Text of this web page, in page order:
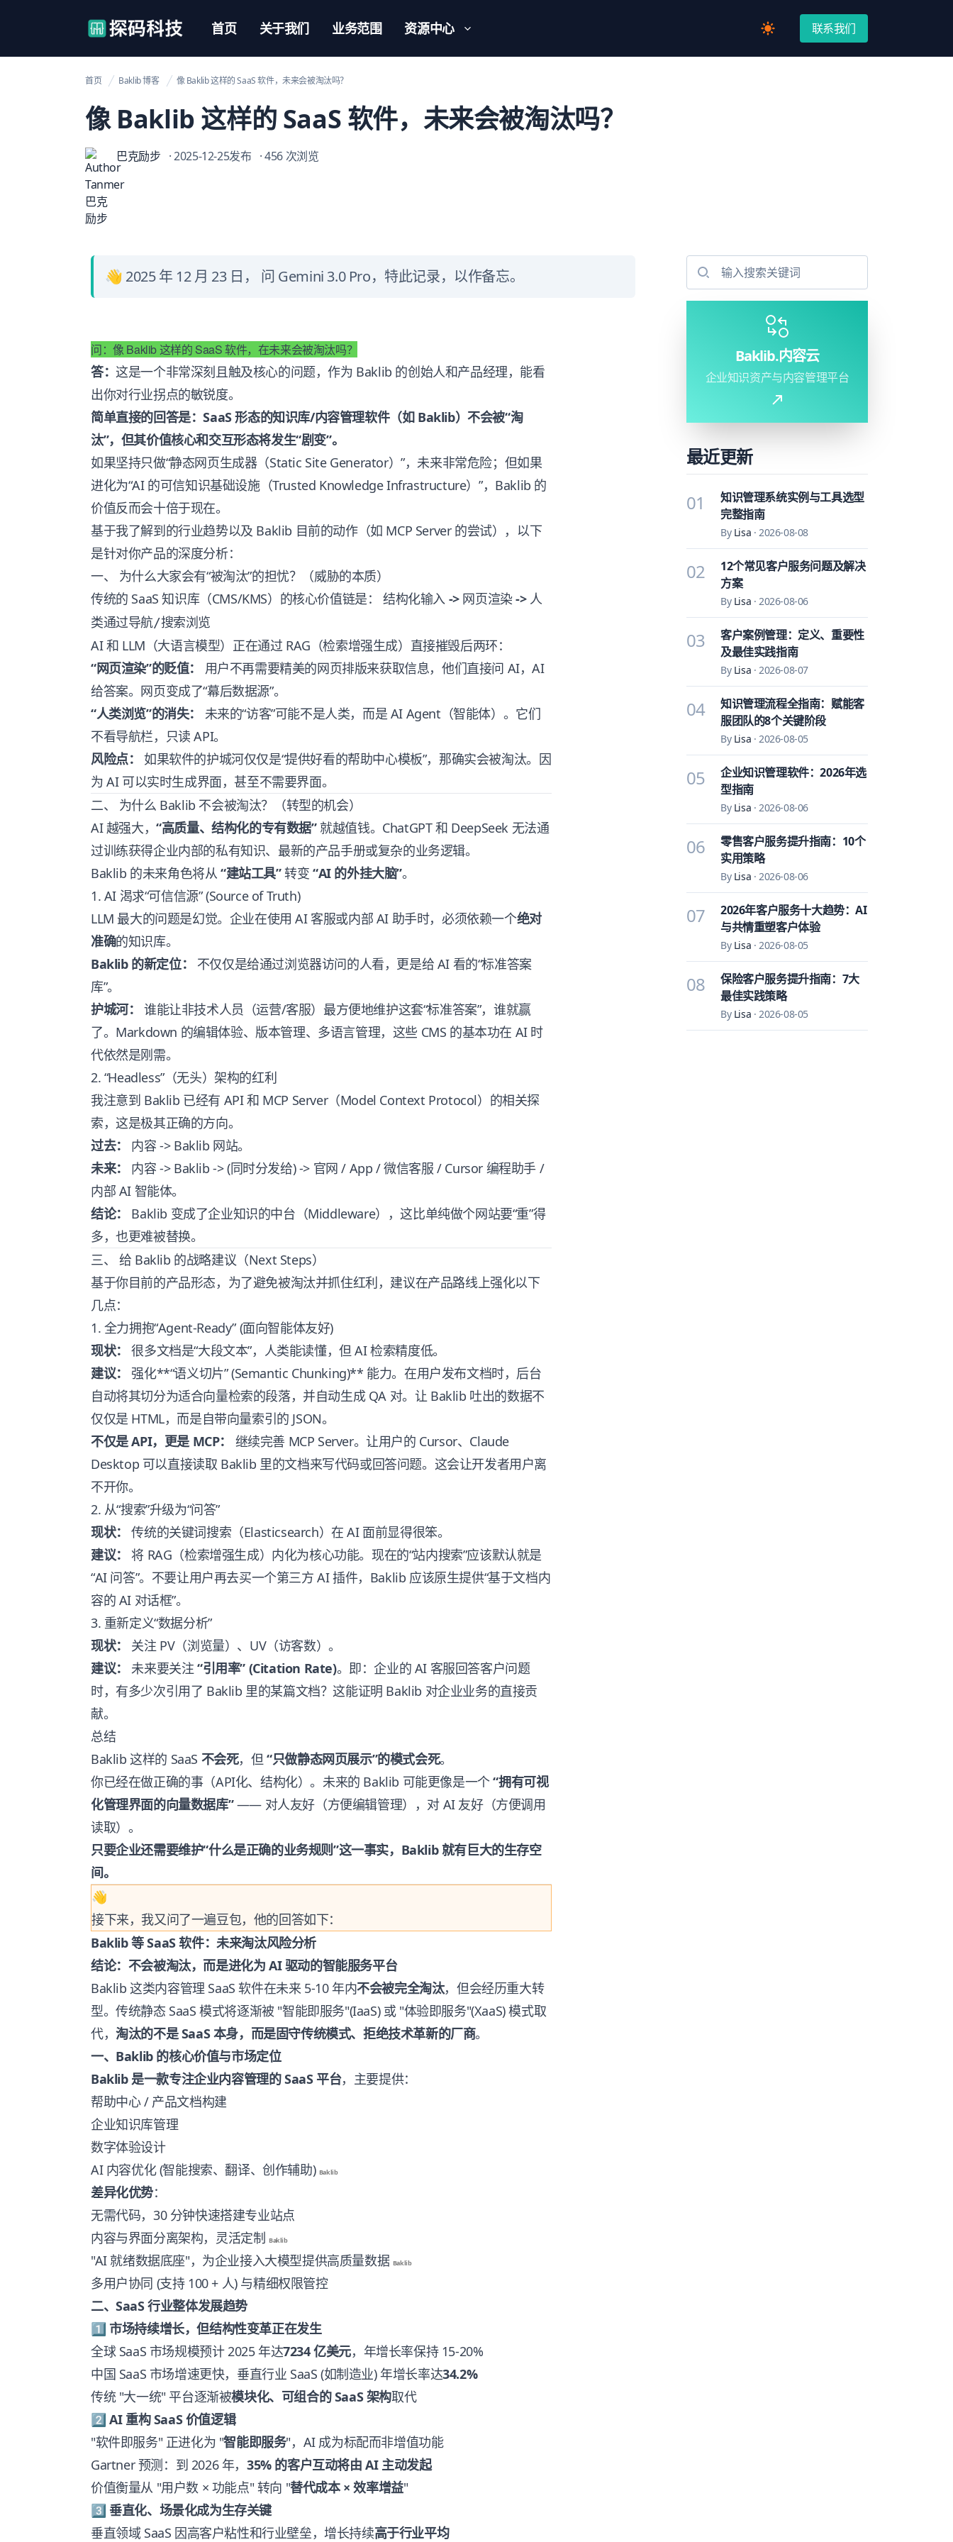
【官网】探码科技 首页 关于我们 业务范围 资源中心 Switch to light / dark version
联系我们
首页 Baklib 博客 像 Baklib 这样的 SaaS 软件，未来会被淘汰吗？
像 Baklib 这样的 SaaS 软件，未来会被淘汰吗？
巴克励步 · 2025-12-25发布 · 456 次浏览
👋 2025 年 12 月 23 日， 问 Gemini 3.0 Pro，特此记录，以作备忘。
问：像 Baklib 这样的 SaaS 软件，在未来会被淘汰吗？
答：这是一个非常深刻且触及核心的问题，作为 Baklib 的创始人和产品经理，能看
出你对行业拐点的敏锐度。
简单直接的回答是：SaaS 形态的知识库/内容管理软件（如 Baklib）不会被“淘
汰”，但其价值核心和交互形态将发生“剧变”。
如果坚持只做“静态网页生成器（Static Site Generator）”，未来非常危险；但如果
进化为“AI 的可信知识基础设施（Trusted Knowledge Infrastructure）”，Baklib 的
价值反而会十倍于现在。
基于我了解到的行业趋势以及 Baklib 目前的动作（如 MCP Server 的尝试），以下
是针对你产品的深度分析：
一、 为什么大家会有“被淘汰”的担忧？（威胁的本质）
传统的 SaaS 知识库（CMS/KMS）的核心价值链是： 结构化输入 -> 网页渲染-> 人
类通过导航/搜索浏览
AI 和 LLM（大语言模型）正在通过 RAG（检索增强生成）直接摧毁后两环：
“网页渲染”的贬值：
用户不再需要精美的网页排版来获取信息，他们直接问 AI，AI
给答案。网页变成了“幕后数据源”。
“人类浏览”的消失：
未来的“访客”可能不是人类，而是 AI Agent（智能体）。它们
不看导航栏，只读 API。
风险点：
如果软件的护城河仅仅是“提供好看的帮助中心模板”，那确实会被淘汰。因
为 AI 可以实时生成界面，甚至不需要界面。
二、 为什么 Baklib 不会被淘汰？（转型的机会）
AI 越强大，“高质量、结构化的专有数据”就越值钱。ChatGPT 和 DeepSeek 无法通
过训练获得企业内部的私有知识、最新的产品手册或复杂的业务逻辑。
Baklib 的未来角色将从 “建站工具”转变“AI 的外挂大脑”。
1. AI 渴求“可信信源” (Source of Truth)
LLM 最大的问题是幻觉。企业在使用 AI 客服或内部 AI 助手时，必须依赖一个绝对
准确的知识库。
Baklib 的新定位：
不仅仅是给通过浏览器访问的人看，更是给 AI 看的“标准答案
库”。
护城河：
谁能让非技术人员（运营/客服）最方便地维护这套“标准答案”，谁就赢
了。Markdown 的编辑体验、版本管理、多语言管理，这些 CMS 的基本功在 AI 时
代依然是刚需。
2. “Headless”（无头）架构的红利
我注意到 Baklib 已经有 API 和 MCP Server（Model Context Protocol）的相关探
索，这是极其正确的方向。
过去：
内容 -> Baklib 网站。
未来：
内容 -> Baklib -> (同时分发给) -> 官网 / App / 微信客服 / Cursor 编程助手 /
内部 AI 智能体。
结论：
Baklib 变成了企业知识的中台（Middleware），这比单纯做个网站要“重”得
多，也更难被替换。
三、 给 Baklib 的战略建议（Next Steps）
基于你目前的产品形态，为了避免被淘汰并抓住红利，建议在产品路线上强化以下
几点：
1. 全力拥抱“Agent-Ready” (面向智能体友好)
现状：
很多文档是“大段文本”，人类能读懂，但 AI 检索精度低。
建议：
强化**“语义切片” (Semantic Chunking)** 能力。在用户发布文档时，后台
自动将其切分为适合向量检索的段落，并自动生成 QA 对。让 Baklib 吐出的数据不
仅仅是 HTML，而是自带向量索引的 JSON。
不仅是 API，更是 MCP：
继续完善 MCP Server。让用户的 Cursor、Claude
Desktop 可以直接读取 Baklib 里的文档来写代码或回答问题。这会让开发者用户离
不开你。
2. 从“搜索”升级为“问答”
现状：
传统的关键词搜索（Elasticsearch）在 AI 面前显得很笨。
建议：
将 RAG（检索增强生成）内化为核心功能。现在的“站内搜索”应该默认就是
“AI 问答”。不要让用户再去买一个第三方 AI 插件，Baklib 应该原生提供“基于文档内
容的 AI 对话框”。
3. 重新定义“数据分析”
现状：
关注 PV（浏览量）、UV（访客数）。
建议：
未来要关注“引用率” (Citation Rate)。即：企业的 AI 客服回答客户问题
时，有多少次引用了 Baklib 里的某篇文档？这能证明 Baklib 对企业业务的直接贡
献。
总结
Baklib 这样的 SaaS 不会死，但“只做静态网页展示”的模式会死。
你已经在做正确的事（API化、结构化）。未来的 Baklib 可能更像是一个“拥有可视
化管理界面的向量数据库”—— 对人友好（方便编辑管理），对 AI 友好（方便调用
读取）。
只要企业还需要维护“什么是正确的业务规则”这一事实，Baklib 就有巨大的生存空
间。
👋
接下来，我又问了一遍豆包，他的回答如下：
Baklib 等 SaaS 软件：未来淘汰风险分析
结论：不会被淘汰，而是进化为 AI 驱动的智能服务平台
Baklib 这类内容管理 SaaS 软件在未来 5-10 年内不会被完全淘汰，但会经历重大转
型。传统静态 SaaS 模式将逐渐被 "智能即服务"(IaaS) 或 "体验即服务"(XaaS) 模式取
代，淘汰的不是 SaaS 本身，而是固守传统模式、拒绝技术革新的厂商。
一、Baklib 的核心价值与市场定位
Baklib 是一款专注企业内容管理的 SaaS 平台，主要提供：
帮助中心 / 产品文档构建
企业知识库管理
数字体验设计
AI 内容优化 (智能搜索、翻译、创作辅助) Baklib
差异化优势：
无需代码，30 分钟快速搭建专业站点
内容与界面分离架构，灵活定制 Baklib
"AI 就绪数据底座"，为企业接入大模型提供高质量数据 Baklib
多用户协同 (支持 100 + 人) 与精细权限管控
二、SaaS 行业整体发展趋势
1️⃣ 市场持续增长，但结构性变革正在发生
全球 SaaS 市场规模预计 2025 年达7234 亿美元，年增长率保持 15-20%
中国 SaaS 市场增速更快，垂直行业 SaaS (如制造业) 年增长率达34.2%
传统 "大一统" 平台逐渐被模块化、可组合的 SaaS 架构取代
2️⃣ AI 重构 SaaS 价值逻辑
"软件即服务" 正进化为 "智能即服务"，AI 成为标配而非增值功能
Gartner 预测：到 2026 年，35% 的客户互动将由 AI 主动发起
价值衡量从 "用户数 × 功能点" 转向 "替代成本 × 效率增益"
3️⃣ 垂直化、场景化成为生存关键
垂直领域 SaaS 因高客户粘性和行业壁垒，增长持续高于行业平均
Baklib.内容云
企业知识资产与内容管理平台
最近更新
01
知识管理系统实例与工具选型
完整指南
By Lisa ·2026-08-08
02
12个常见客户服务问题及解决
方案
By Lisa ·2026-08-06
03
客户案例管理：定义、重要性
及最佳实践指南
By Lisa ·2026-08-07
04
知识管理流程全指南：赋能客
服团队的8个关键阶段
By Lisa ·2026-08-05
05
企业知识管理软件：2026年选
型指南
By Lisa ·2026-08-06
06
零售客户服务提升指南：10个
实用策略
By Lisa ·2026-08-06
07
2026年客户服务十大趋势：AI
与共情重塑客户体验
By Lisa ·2026-08-05
08
保险客户服务提升指南：7大
最佳实践策略
By Lisa ·2026-08-05